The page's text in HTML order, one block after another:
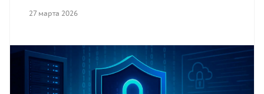
27 марта 2026